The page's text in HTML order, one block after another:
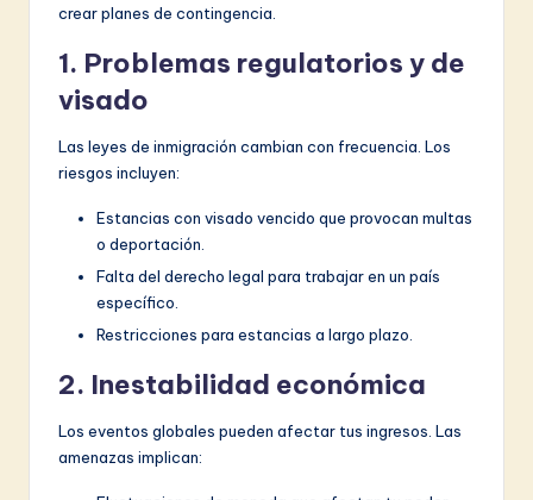
crear planes de contingencia.
1. Problemas regulatorios y de
visado
Las leyes de inmigración cambian con frecuencia. Los
riesgos incluyen:
Estancias con visado vencido que provocan multas
o deportación.
Falta del derecho legal para trabajar en un país
específico.
Restricciones para estancias a largo plazo.
2. Inestabilidad económica
Los eventos globales pueden afectar tus ingresos. Las
amenazas implican: